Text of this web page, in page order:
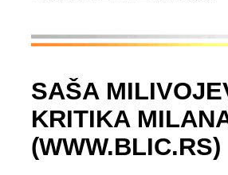
SAŠA
KRITIKA
(WWW.BLIC.RS)